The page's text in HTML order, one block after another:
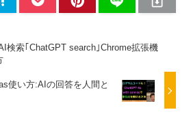
検索｢ChatGPT search｣Chrome拡張機
使い方:AIの回答を人間と